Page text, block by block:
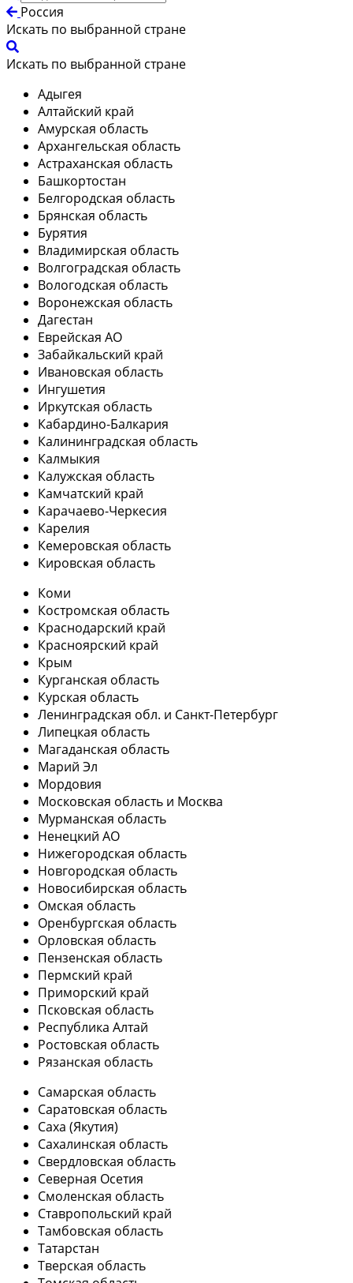
Россия
Искать по выбранной стране
Искать по выбранной стране
Адыгея
Алтайский край
Амурская область
Архангельская область
Астраханская область
Башкортостан
Белгородская область
Брянская область
Бурятия
Владимирская область
Волгоградская область
Вологодская область
Воронежская область
Дагестан
Еврейская АО
Забайкальский край
Ивановская область
Ингушетия
Иркутская область
Кабардино-Балкария
Калининградская область
Калмыкия
Калужская область
Камчатский край
Карачаево-Черкесия
Карелия
Кемеровская область
Кировская область
Коми
Костромская область
Краснодарский край
Красноярский край
Крым
Курганская область
Курская область
Ленинградская обл. и Санкт-Петербург
Липецкая область
Магаданская область
Марий Эл
Мордовия
Московская область и Москва
Мурманская область
Ненецкий АО
Нижегородская область
Новгородская область
Новосибирская область
Омская область
Оренбургская область
Орловская область
Пензенская область
Пермский край
Приморский край
Псковская область
Республика Алтай
Ростовская область
Рязанская область
Самарская область
Саратовская область
Саха (Якутия)
Сахалинская область
Свердловская область
Северная Осетия
Смоленская область
Ставропольский край
Тамбовская область
Татарстан
Тверская область